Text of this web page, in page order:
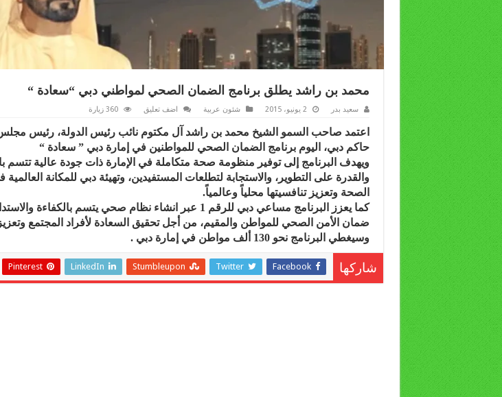
محمد بن راشد يطلق برنامج الضمان الصحي لمواطني دبي “سعادة “
سعيد بدر 2 يونيو، 2015 شئون عربية اضف تعليق 360 زيارة
اعتمد صاحب السمو الشيخ محمد بن راشد آل مكتوم نائب رئيس الدولة، رئيس مجلس
حاكم دبي، اليوم برنامج الضمان الصحي للمواطنين في إمارة دبي ” سعادة “
ويهدف البرنامج إلى توفير منظومة صحة متكاملة في الإمارة ذات جودة عالية تتسم
والقدرة على التطوير، والاستجابة لتطلعات المستفيدين، وتهيئة دبي للمكانة
الصحة وتعزيز تنافسيتها محلياً وعالمياً.
كما يعزز البرنامج مساعي دبي للرقم 1 عبر انشاء نظام صحي يتسم بالكفاءة
ضمان الأمن الصحي للمواطن والمقيم، من أجل تحقيق السعادة لأفراد المجتمع وتعزيز
وسيغطي البرنامج نحو 130 ألف مواطن في إمارة دبي .
شاركها Facebook
Twitter
Stumbleupon
LinkedIn
Pinterest